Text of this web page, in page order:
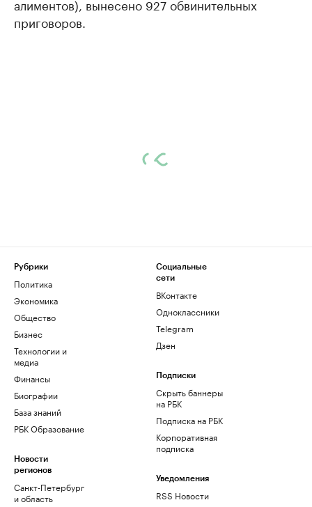
алиментов), вынесено 927 обвинительных
приговоров.
Рубрики
Политика
Экономика
Общество
Бизнес
Технологии и
медиа
Финансы
Биографии
База знаний
РБК Образование
Новости
регионов
Санкт-Петербург
и область
Социальные
сети
ВКонтакте
Одноклассники
Telegram
Дзен
Подписки
Скрыть баннеры
на РБК
Подписка на РБК
Корпоративная
подписка
Уведомления
RSS Новости